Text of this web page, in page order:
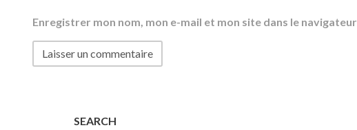
Enregistrer mon nom, mon e-mail et mon site dans le
SEARCH